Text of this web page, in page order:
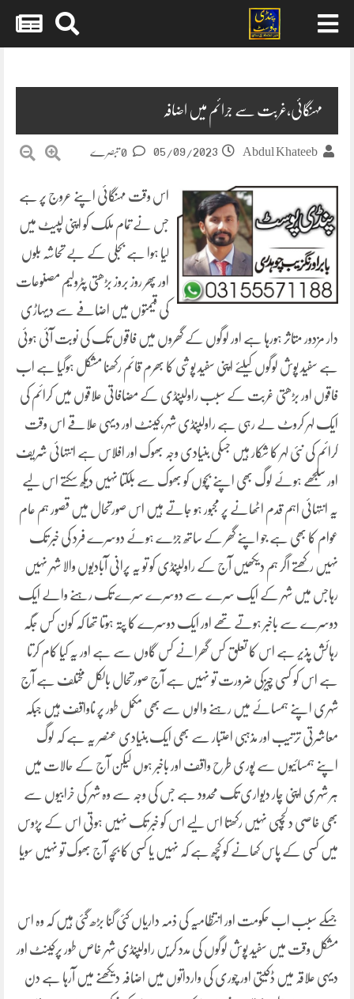
مہنگائی،غربت سے جرائم میں اضافہ
Abdul Khateeb
05/09/2023
اس وقت مہنگائی اپنے عروج پر ہے
جس نے تمام ملک کو اپنی لپیٹ میں
لیا ہوا ہے بجلی کے بے تحاشہ بلوں
اور پھر روز بروز بڑھتی پٹرولیم مصنوعات
کی قیمتوں میں اضافے سے دیہاڑی
دار مزدور متاثر ہورہا ہے اور لوگوں کے گھروں میں فاقوں تک کی نوبت آئی ہوئی
ہے سفید پوش لوگوں کیلئے اپنی سفید پوشی کا بھرم قائم رکھنا مشکل ہوگیا ہے اب
فاقوں اور بڑھتی غربت کے سبب راولپنڈی کے مضافاتی علاقوں میں کرائم کی
ایک لہر کروٹ لے رہی ہے راولپنڈی شہر،کینٹ اور دیہی علاقے اس وقت
کرائم کی نئی لہر کا شکار ہیں جسکی بنیادی وجہ بھوک اور افلاس ہے انتہائی شریف
اور سلجھے ہوئے لوگ بھی اپنے بچوں کو بھوک سے بلکتا نہیں دیکھ سکتے اس لیے
یہ انتہائی اہم قدم اٹھانے پر مجبور ہو جاتے ہیں اس صورتحال میں قصور ہم عام
عوام کا بھی ہے جو اپنے گھر کے ساتھ جڑے ہوئے دوسرے فرد کی خبر تک
نہیں رکھتے اگر ہم دیکھیں آج کے راولپنڈی کو تو یہ پرانی آبادیوں والا شہر نہیں
رہاجس میں شہر کے ایک سرے سے دوسرے سرے تک رہنے والے ایک
دوسرے سے باخبر ہوتے تھے اور ایک دوسرے کا پتہ ہوتا تھا کہ کون کس جگہ
رہائش پذیر ہے اس کا تعلق کس گھرانے کس گاوں سے ہے اور یہ کیا کام کرتا
ہے اس کو کسی چیزکی ضرورت تو نہیں ہے آج صورتحال بالکل مختلف ہے آج
شہری اپنے ہمسائے میں رہنے والوں سے بھی مکمل طور پر ناواقف ہیں جبکہ
معاشرتی ترتیب اور مذہبی اعتبار سے بھی ایک بنیادی عنصر یہ ہے کہ لوگ
اپنے ہمسائیوں سے پوری طرح واقف اور باخبر ہوں لیکن آج کے حالات میں
ہر شہری اپنی چار دیواری تک محدود ہے جس کی وجہ سے وہ شہر کی خرابیوں سے
بھی خاصی دلچسپی نہیں رکھتا اس لیے اس کو خبر تک نہیں ہوتی اس کے پڑوس
میں کسی کے پاس کھانے کو کچھ ہے کہ نہیں یا کسی کا بچہ آج بھوک تو نہیں سویا
جسکے سبب اب حکومت اور انتظامیہ کی ذمہ داریاں کئی گنا بڑھ گئی ہیں کہ وہ اس
مشکل وقت میں سفید پوش لوگوں کی مدد کریں راولپنڈی شہر خاص طور پرکینٹ اور
دیہی علاقہ میں ڈکیتی اور چوری کی وارداتوں میں اضافہ دیکھنے میں آرہا ہے دن